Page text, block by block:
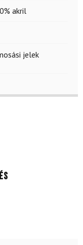
akril
jelek